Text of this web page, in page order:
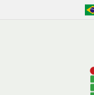
Pular para o Conteúdo